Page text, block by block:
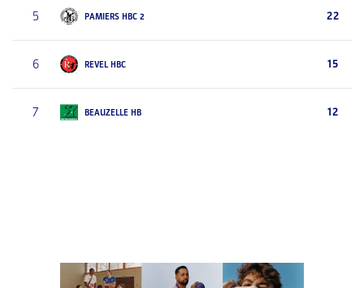
5 PAMIERS HBC 2 22
6 REVEL HBC 15
7 BEAUZELLE HB 12